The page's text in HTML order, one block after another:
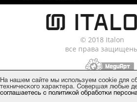
© 2018 Italon
все права
Политика обработки персональных данных
На нашем сайте мы используем cookie для
технического характера. Совершая любые
соглашаетесь с политикой обработки